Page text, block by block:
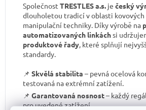
Společnost TRESTLES a.s. je český
dlouholetou tradicí v oblasti kovových
manipulační techniky. Díky výrobě na
automatizovaných linkáchsi
produktové řady, které splňují
standardy.
📌 Skvělá stabilita – pevná ocelová
testovaná na extrémní zatížení.
📌 Garantovaná nosnost– každý
pro uvedené zatížení.